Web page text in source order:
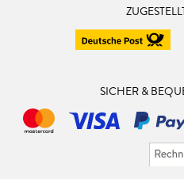
SICHER &